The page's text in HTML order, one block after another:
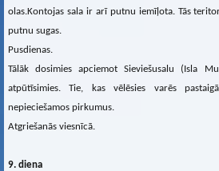
olas.Kontojas sala ir arī putnu iemīļota. Tās
putnu sugas.
Pusdienas.
Tālāk dosimies apciemot Sieviešusalu (Isla
atpūtīsimies. Tie, kas vēlēsies varēs
nepieciešamos pirkumus.
Atgriešanās viesnīcā.
9. diena